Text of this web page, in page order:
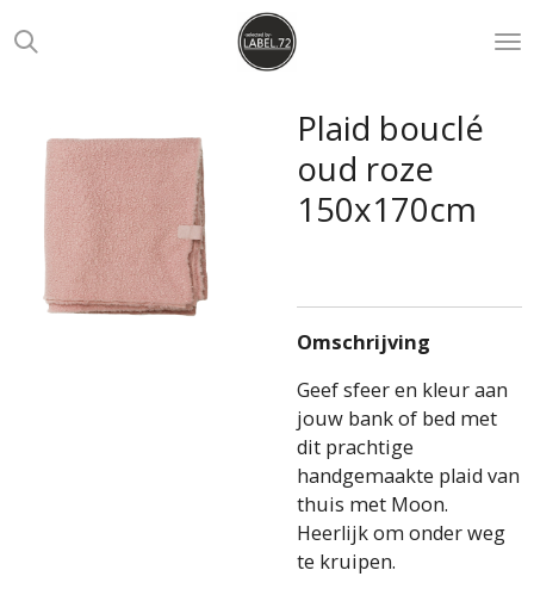
Ga
direct
hoofdinhoud
Plaid bouclé
oud roze
150x170cm
Omschrijving
Geef sfeer en kleur aan
jouw bank of bed met
dit prachtige
handgemaakte plaid van
thuis met Moon.
Heerlijk om onder weg
te kruipen.